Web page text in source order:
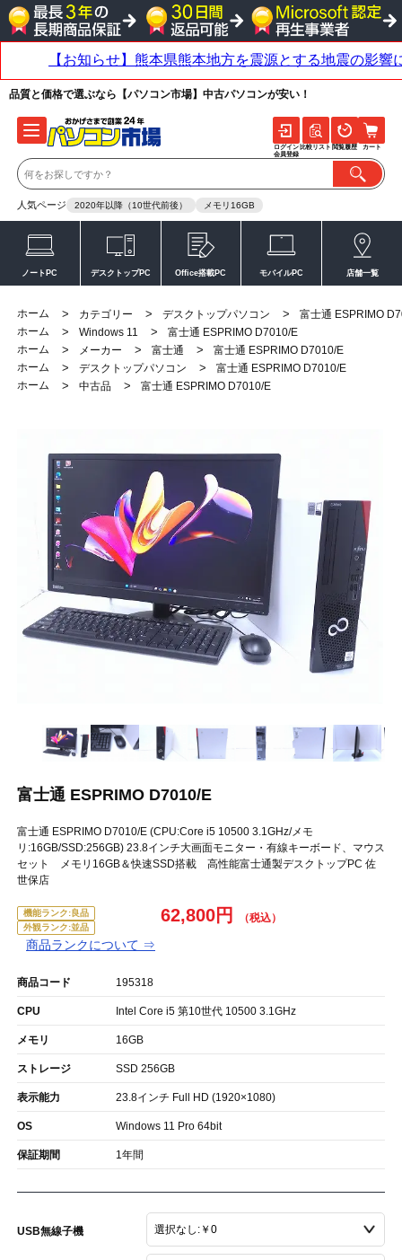
品質と価格で選ぶなら【パソコン市場】中古パソコンが安い！
人気ページ 2020年以降（10世代前後） メモリ16GB
ログイン
会員登録
比較リスト 閲覧履歴 カート
ノートPC デスクトップPC Office搭載PC モバイルPC 店舗一覧
ホーム > カテゴリー > デスクトップパソコン >
富士通 ESPRIMO
ホーム
> Windows 11 >
富士通 ESPRIMO D7010/E
ホーム
> メーカー > 富士通 >
富士通 ESPRIMO D7010/E
ホーム
> デスクトップパソコン >
富士通 ESPRIMO D7010/E
ホーム
> 中古品 > 富士通 ESPRIMO D7010/E
富士通 ESPRIMO D7010/E
富士通 ESPRIMO D7010/E (CPU:Core i5 10500 3.1GHz/メモ
リ:16GB/SSD:256GB) 23.8インチ大画面モニター・有線キーボード、マウス
セット メモリ16GB＆快速SSD搭載 高性能富士通製デスクトップPC 佐
世保店
機能ランク:良品
外観ランク:並品
商品ランクについて ⇒
62,800円
商品コード 195318
CPU Intel Core i5 第10世代 10500 3.1GHz
メモリ 16GB
ストレージ SSD 256GB
表示能力 23.8インチ Full HD (1920×1080)
OS Windows 11 Pro 64bit
保証期間 1年間
USB無線子機